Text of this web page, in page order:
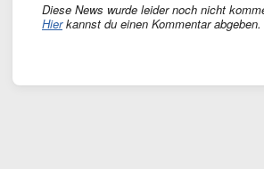
Diese News wurde leider noch nicht
Hierkannst du einen Kommentar abgeben.